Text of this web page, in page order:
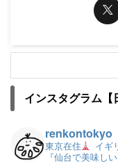
インスタグラム【
renkontokyo
東京在住 イギ
『仙台で美味し